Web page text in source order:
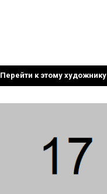
Перейти к этому художнику